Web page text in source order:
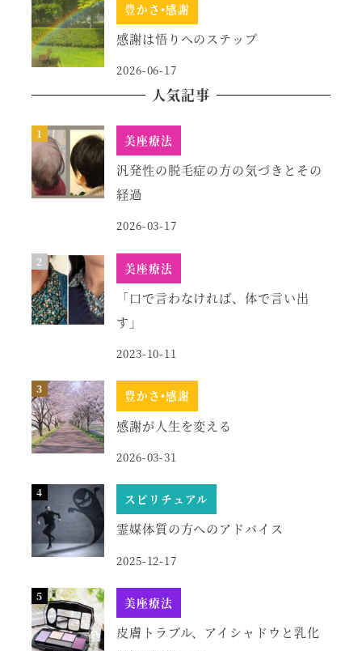
豊かさ•感謝
感謝は悟りへのステップ
2026-06-17
人気記事
美座療法
汎発性の脱毛症の方の気づきとその
経過
2026-03-17
美座療法
「口で言わなければ、体で言い出
す」
2023-10-11
豊かさ•感謝
感謝が人生を変える
2026-03-31
スピリチュアル
霊媒体質の方へのアドバイス
2025-12-17
美座療法
皮膚トラブル、アイシャドウと乳化